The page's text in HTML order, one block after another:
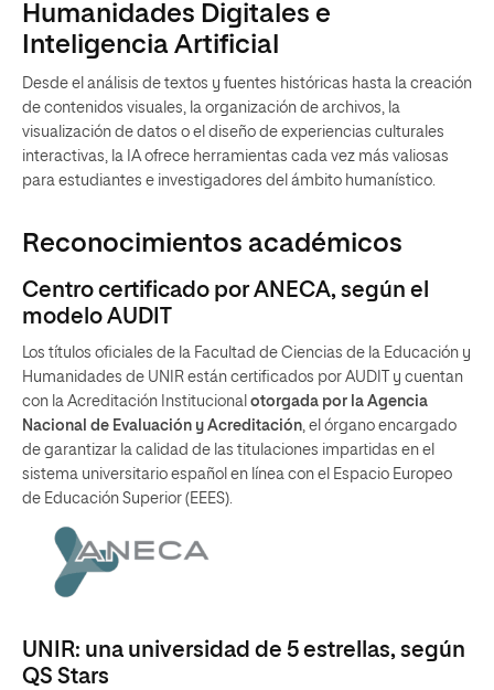
Humanidades Digitales e
Inteligencia Artificial
Desde el análisis de textos y fuentes históricas hasta la creación
de contenidos visuales, la organización de archivos, la
visualización de datos o el diseño de experiencias culturales
interactivas, la IA ofrece herramientas cada vez más valiosas
para estudiantes e investigadores del ámbito humanístico.
Reconocimientos académicos
Centro certificado por ANECA, según el
modelo AUDIT
Los títulos oficiales de la Facultad de Ciencias de la Educación y
Humanidades de UNIR están certificados por AUDIT y cuentan
con la Acreditación Institucional otorgada por la Agencia
Nacional de Evaluación y Acreditación, el órgano encargado
de garantizar la calidad de las titulaciones impartidas en el
sistema universitario español en línea con el Espacio Europeo
de Educación Superior (EEES).
UNIR: una universidad de 5 estrellas, según
QS Stars